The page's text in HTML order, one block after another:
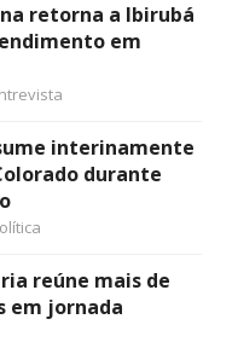
retorna a Ibirubá
em
interinamente
durante
reúne mais de
em jornada